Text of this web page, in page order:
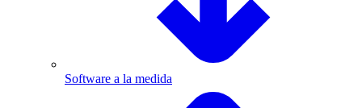
Software a la medida